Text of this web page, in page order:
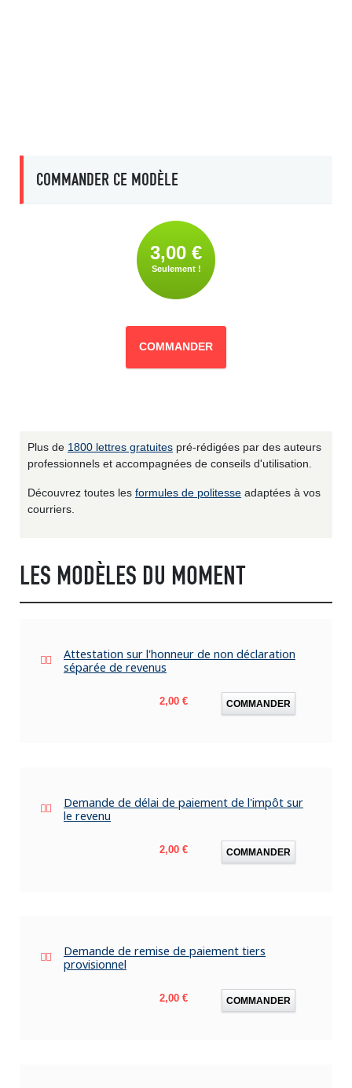
COMMANDER CE MODÈLE
3,00 €
Seulement !
COMMANDER
Plus de 1800 lettres gratuites pré-rédigées par des auteurs
professionnels et accompagnées de conseils d'utilisation.
Découvrez toutes les formules de politesse adaptées à vos
courriers.
LES MODÈLES DU MOMENT
Attestation sur l'honneur de non déclaration
séparée de revenus
Prix
2,00 € COMMANDER
Demande de délai de paiement de l'impôt sur
le revenu
Prix
2,00 € COMMANDER
Demande de remise de paiement tiers
provisionnel
Prix
2,00 € COMMANDER